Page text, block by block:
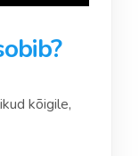
kõigile,